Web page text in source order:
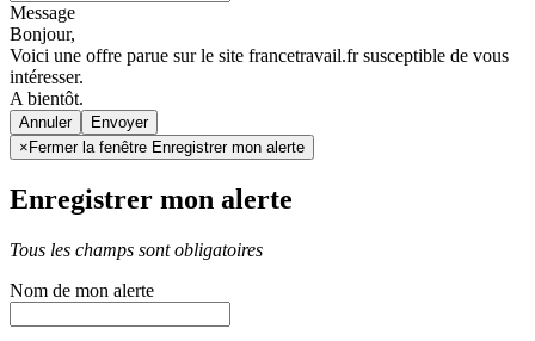
Message
Bonjour,
Voici une offre parue sur le site francetravail.fr susceptible de vous
intéresser.
A bientôt.
Annuler
× Fermer la fenêtre Enregistrer mon alerte
Enregistrer mon alerte
Tous les champs sont obligatoires
Nom de mon alerte